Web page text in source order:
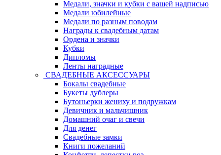
Медали, значки и кубки с вашей надписью
Медали юбилейные
Медали по разным поводам
Награды к свадебным датам
Ордена и значки
Кубки
Дипломы
Ленты наградные
СВАДЕБНЫЕ АКСЕССУАРЫ
Бокалы свадебные
Букеты дублеры
Бутоньерки жениху и подружкам
Девичник и мальчишник
Домашний очаг и свечи
Для денег
Свадебные замки
Книги пожеланий